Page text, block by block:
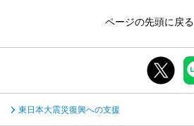
ページの先頭に戻る
東日本大震災復興への支援